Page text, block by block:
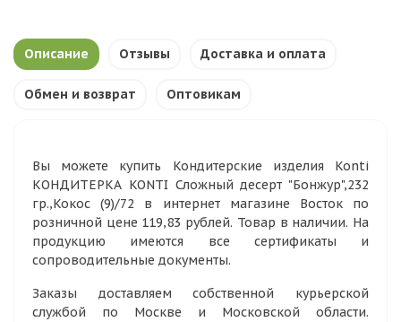
Описание Отзывы Доставка и оплата
Обмен и возврат Оптовикам
Вы можете купить Кондитерские изделия Konti
КОНДИТЕРКА KONTI Сложный десерт "Бонжур",232
гр.,Кокос (9)/72 в интернет магазине Восток по
розничной цене 119,83 рублей. Товар в наличии. На
продукцию имеются все сертификаты и
сопроводительные документы.
Заказы доставляем собственной курьерской
службой по Москве и Московской области.